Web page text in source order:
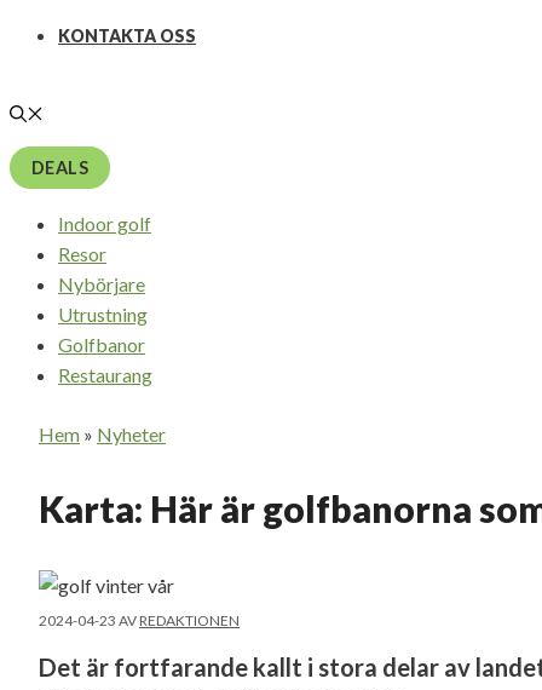
KONTAKTA OSS
DEALS
Indoor golf
Resor
Nybörjare
Utrustning
Golfbanor
Restaurang
Hem » Nyheter
Karta: Här är golfbanorna
2024-04-23 AVREDAKTIONEN
Det är fortfarande kallt i stora delar av